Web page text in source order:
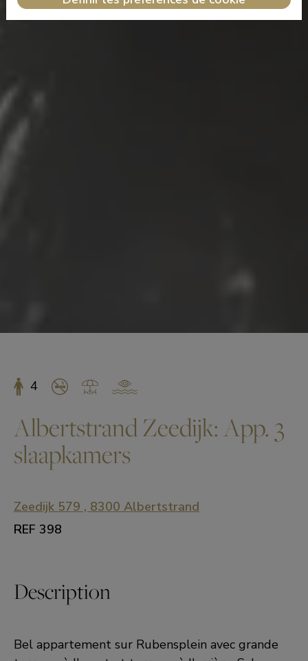
4
Albertstrand Zeedijk: App. 3
slaapkamers
Zeedijk 579 , 8300 Albertstrand
REF 398
Description
Bel appartement sur Rubensplein avec grande